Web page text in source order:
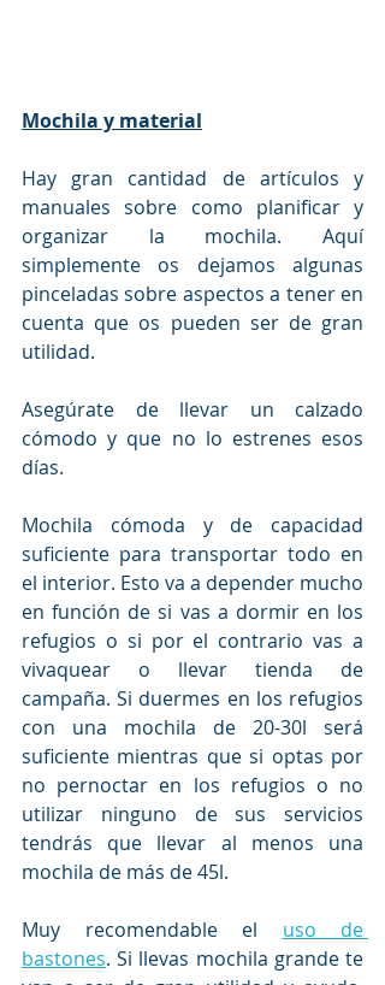
Mochila y material
Hay gran cantidad de artículos y
manuales sobre como planificar y
organizar la mochila. Aquí
simplemente os dejamos algunas
pinceladas sobre aspectos a tener en
cuenta que os pueden ser de gran
utilidad.
Asegúrate de llevar un calzado
cómodo y que no lo estrenes esos
días.
Mochila cómoda y de capacidad
suficiente para transportar todo en
el interior. Esto va a depender mucho
en función de si vas a dormir en los
refugios o si por el contrario vas a
vivaquear o llevar tienda de
campaña. Si duermes en los refugios
con una mochila de 20-30l será
suficiente mientras que si optas por
no pernoctar en los refugios o no
utilizar ninguno de sus servicios
tendrás que llevar al menos una
mochila de más de 45l.
Muy recomendable el uso de
bastones. Si llevas mochila grande te